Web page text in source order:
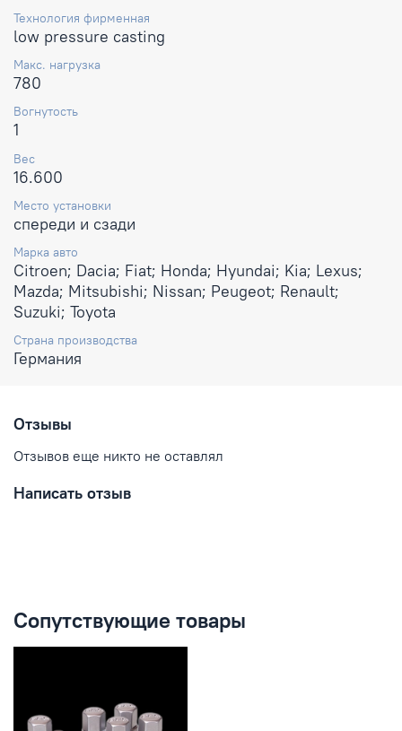
Технология фирменная
low pressure casting
Макс. нагрузка
780
Вогнутость
1
Вес
16.600
Место установки
спереди и сзади
Марка авто
Citroen; Dacia; Fiat; Honda; Hyundai; Kia; Lexus;
Mazda; Mitsubishi; Nissan; Peugeot; Renault;
Suzuki; Toyota
Страна производства
Германия
Отзывы
Отзывов еще никто не оставлял
Написать отзыв
Сопутствующие товары